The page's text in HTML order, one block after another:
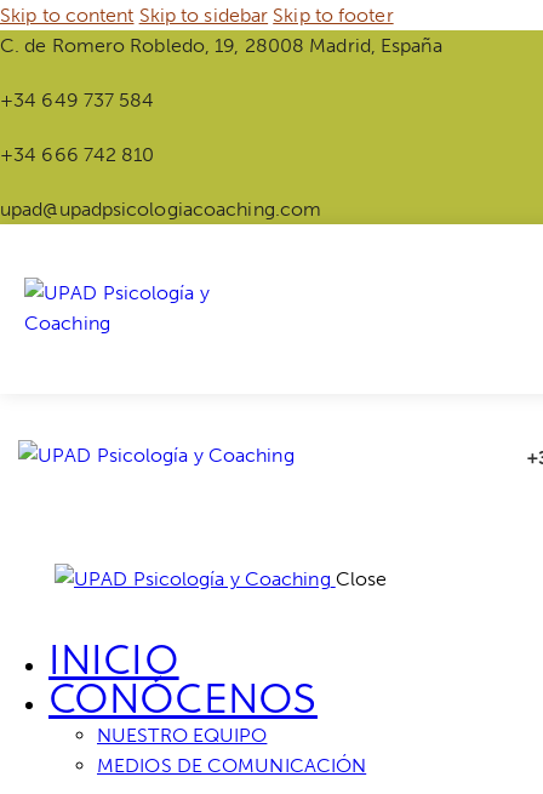
Skip to content Skip to sidebar Skip to footer
C. de Romero Robledo, 19, 28008 Madrid, España
+34 649 737 584
+34 666 742 810
upad@upadpsicologiacoaching.com
Close
INICIO
CONÓCENOS
NUESTRO EQUIPO
MEDIOS DE COMUNICACIÓN